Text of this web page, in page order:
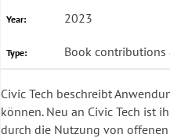
Year: 2023
Type: Book contributions
Civic Tech beschreibt
können. Neu an Civic Tech ist
durch die Nutzung von